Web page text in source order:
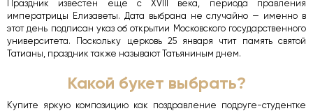
Праздник известен еще с XVIII века, периода правления
императрицы Елизаветы. Дата выбрана не случайно — именно в
этот день подписан указ об открытии Московского государственного
университета. Поскольку церковь 25 января чтит память святой
Татианы, праздник также называют Татьяниным днем.
Какой букет выбрать?
Купите яркую композицию как поздравление подруге-студентке